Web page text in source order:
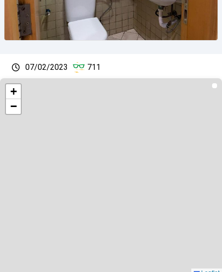
07/02/2023 711
+
−